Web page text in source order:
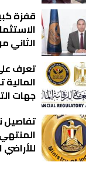
قفزة
الثاني من
تعرف
المالية
جهات
تفاصيل
للأراضي